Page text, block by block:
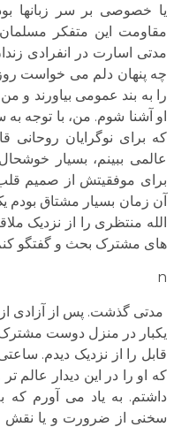
یا خصوصی بر سر زبانها
مقاومت این متفکر
مدتی اسارت در انفرادی
چه پنهان دلم می خواست
را به بند عمومی بیاورند و من
او آشنا شوم. من، با توجه
که برای نوگرایان روحانی
عالمی ببینم، بسیار
برای موفقیتش از صمیم
آن زمان بسیار مشتاق بودم
الله منتظری را از نزدیک
های مشترک بحث و گفتگو
n
یکبار در منزل دوست مشترک
قابل را از نزدیک دیدم.
که او را در این دیدار عالم
داشتم. به یاد می آورم
سخنی از ضرورت و یا نقش